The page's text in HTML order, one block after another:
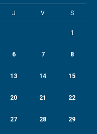
J V S
1
6 7 8
13 14 15
20 21 22
27 28 29